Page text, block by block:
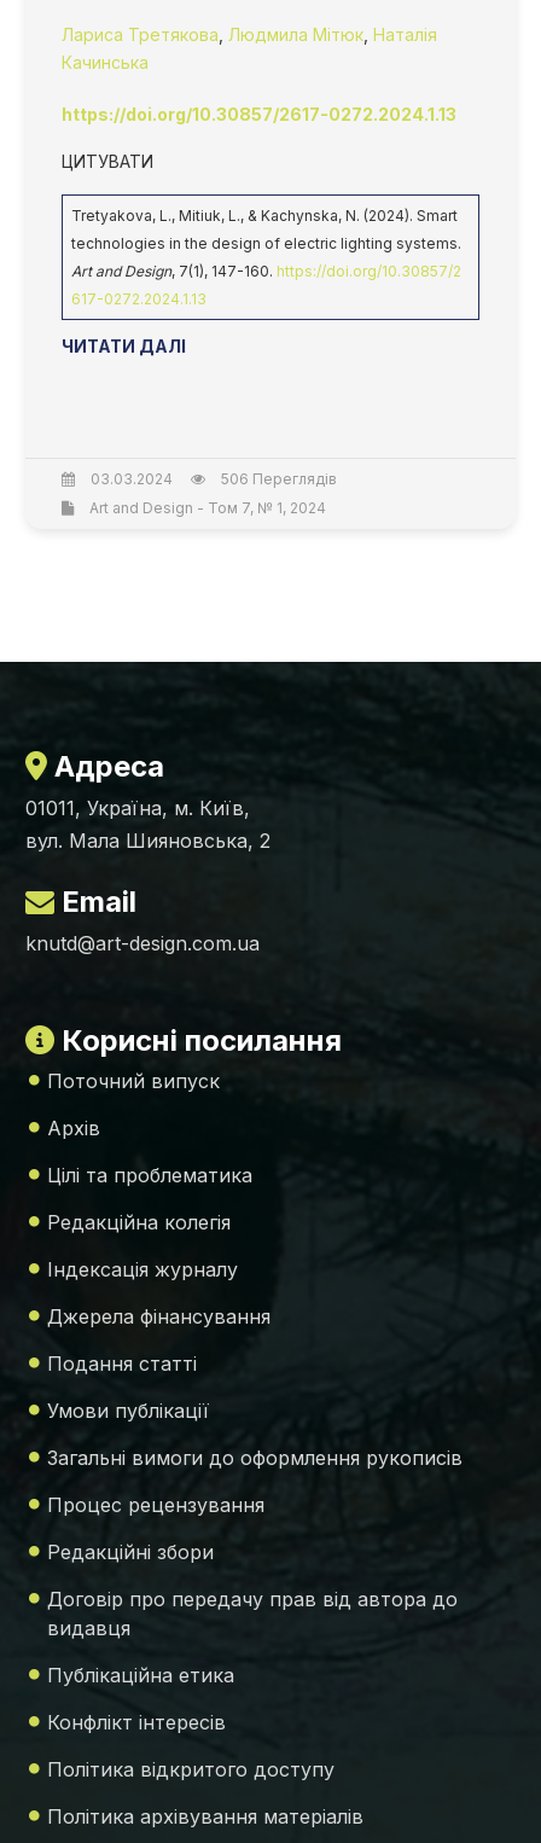
Лариса Третякова Людмила Мітюк Наталія
Качинська
https://doi.org/10.30857/2617-0272.2024.1.13
ЦИТУВАТИ
Tretyakova, L., Mitiuk, L., & Kachynska, N. (2024). Smart
technologies in the design of electric lighting systems.
Art and Design, 7(1), 147-160. https://doi.org/10.30857/2
617-0272.2024.1.13
ЧИТАТИ ДАЛІ
03.03.2024
506 Переглядів
Art and Design - Том 7, № 1, 2024
Адреса
01011, Україна, м. Київ,
вул. Мала Шияновська, 2
Email
knutd@art-design.com.ua
Корисні посилання
Поточний випуск
Архів
Цілі та проблематика
Редакційна колегія
Індексація журналу
Джерела фінансування
Подання статті
Умови публікації
Загальні вимоги до оформлення рукописів
Процес рецензування
Редакційні збори
Договір про передачу прав від автора до
видавця
Публікаційна етика
Конфлікт інтересів
Політика відкритого доступу
Політика архівування матеріалів